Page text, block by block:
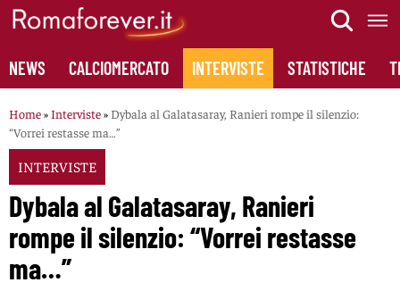
Skip
content
NEWS CALCIOMERCATO INTERVISTE STATISTICHE
Home»Interviste» Dybala al Galatasaray, Ranieri rompe il silenzio:
“Vorrei restasse ma…”
INTERVISTE
Dybala al Galatasaray, Ranieri
rompe il silenzio: “Vorrei restasse
ma…”